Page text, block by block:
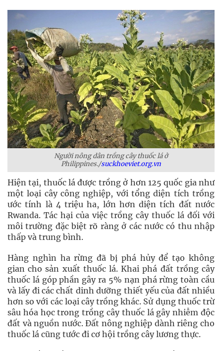
Người nông dân trồng cây thuốc lá ở
Philippines./suckhoeviet.org.vn
Hiện tại, thuốc lá được trồng ở hơn 125 quốc gia như
một loại cây công nghiệp, với tổng diện tích trồng
ước tính là 4 triệu ha, lớn hơn diện tích đất nước
Rwanda. Tác hại của việc trồng cây thuốc lá đối với
môi trường đặc biệt rõ ràng ở các nước có thu nhập
thấp và trung bình.
Hàng nghìn ha rừng đã bị phá hủy để tạo không
gian cho sản xuất thuốc lá. Khai phá đất trồng cây
thuốc lá góp phần gây ra 5% nạn phá rừng toàn cầu
và lấy đi các chất dinh dưỡng thiết yếu của đất nhiều
hơn so với các loại cây trồng khác. Sử dụng thuốc trừ
sâu hóa học trong trồng cây thuốc lá gây nhiễm độc
đất và nguồn nước. Đất nông nghiệp dành riêng cho
thuốc lá cũng tước đi cơ hội trồng cây lương thực.